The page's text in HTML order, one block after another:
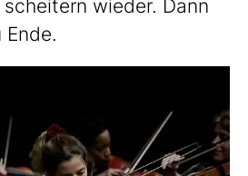
wieder. Dann